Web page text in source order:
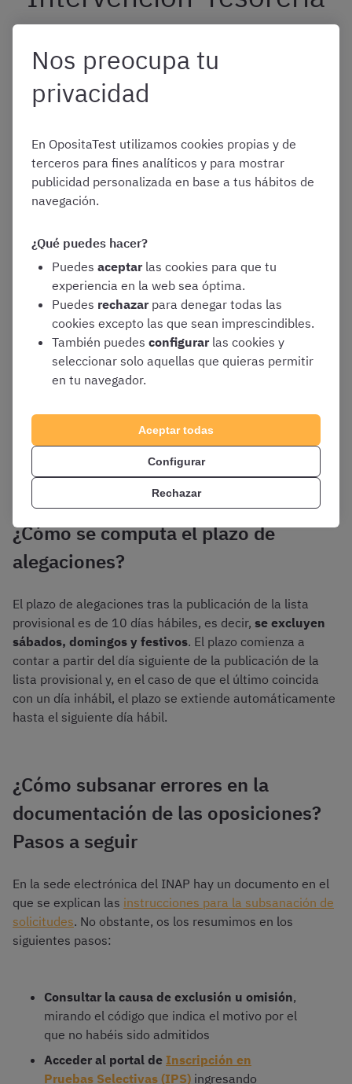
Locales con Habilitación
Después de la publicación de la lista provisional, las
personas aspirantes suelen tener un plazo de
Eso sí, debéis tener en cuenta que
de admitidos ya no se establece un plazo ordinario de
subsanación de errores
como ocurre con la lista
provisional. Al ser definitiva, significa que la fase de
corrección de solicitudes ya concluyó.
Aun así, si consideráis que existe un error en la lista
definitiva o que habéis sido excluidos indebidamente,
de un mes desde su publicación en el BOE o un
contencioso-administrativoen el plazo de dos meses
desde dicha publicación.
¿Cómo se computa el plazo de
alegaciones?
El plazo de alegaciones tras la publicación de la lista
provisional es de 10 días hábiles, es decir, se excluyen
sábados, domingos y festivos. El plazo comienza a
contar a partir del día siguiente de la publicación de la
lista provisional y, en el caso de que el último coincida
con un día inhábil, el plazo se extiende automáticamente
hasta el siguiente día hábil.
¿Cómo subsanar errores en la
documentación de las oposiciones?
Pasos a seguir
En la sede electrónica del INAP hay un documento en el
que se explican las instrucciones para la subsanación de
solicitudes. No obstante, os los resumimos en los
siguientes pasos:
Consultar la causa de exclusión u omisión,
mirando el código que indica el motivo por el
que no habéis sido admitidos
Acceder al portal de Inscripción en
Pruebas Selectivas (IPS) ingresando
Nos preocupa tu
privacidad
En OpositaTest utilizamos cookies propias y de
terceros para fines analíticos y para mostrar
publicidad personalizada en base a tus hábitos de
navegación.
¿Qué puedes hacer?
Puedes aceptar las cookies para que tu
experiencia en la web sea óptima.
Puedes rechazar para denegar todas las
cookies excepto las que sean imprescindibles.
También puedes configurar las cookies y
seleccionar solo aquellas que quieras permitir
en tu navegador.
Aceptar todas
Configurar
Rechazar